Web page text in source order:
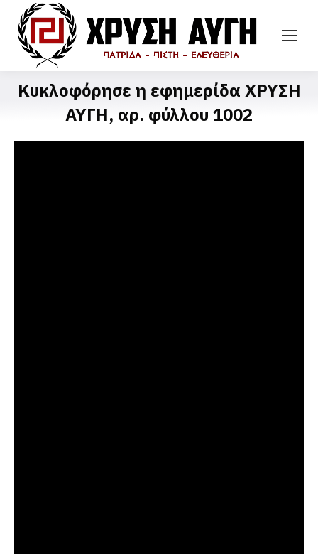
Κυκλοφόρησε η εφημερίδα ΧΡΥΣΗ
ΑΥΓΗ, αρ. φύλλου 1002